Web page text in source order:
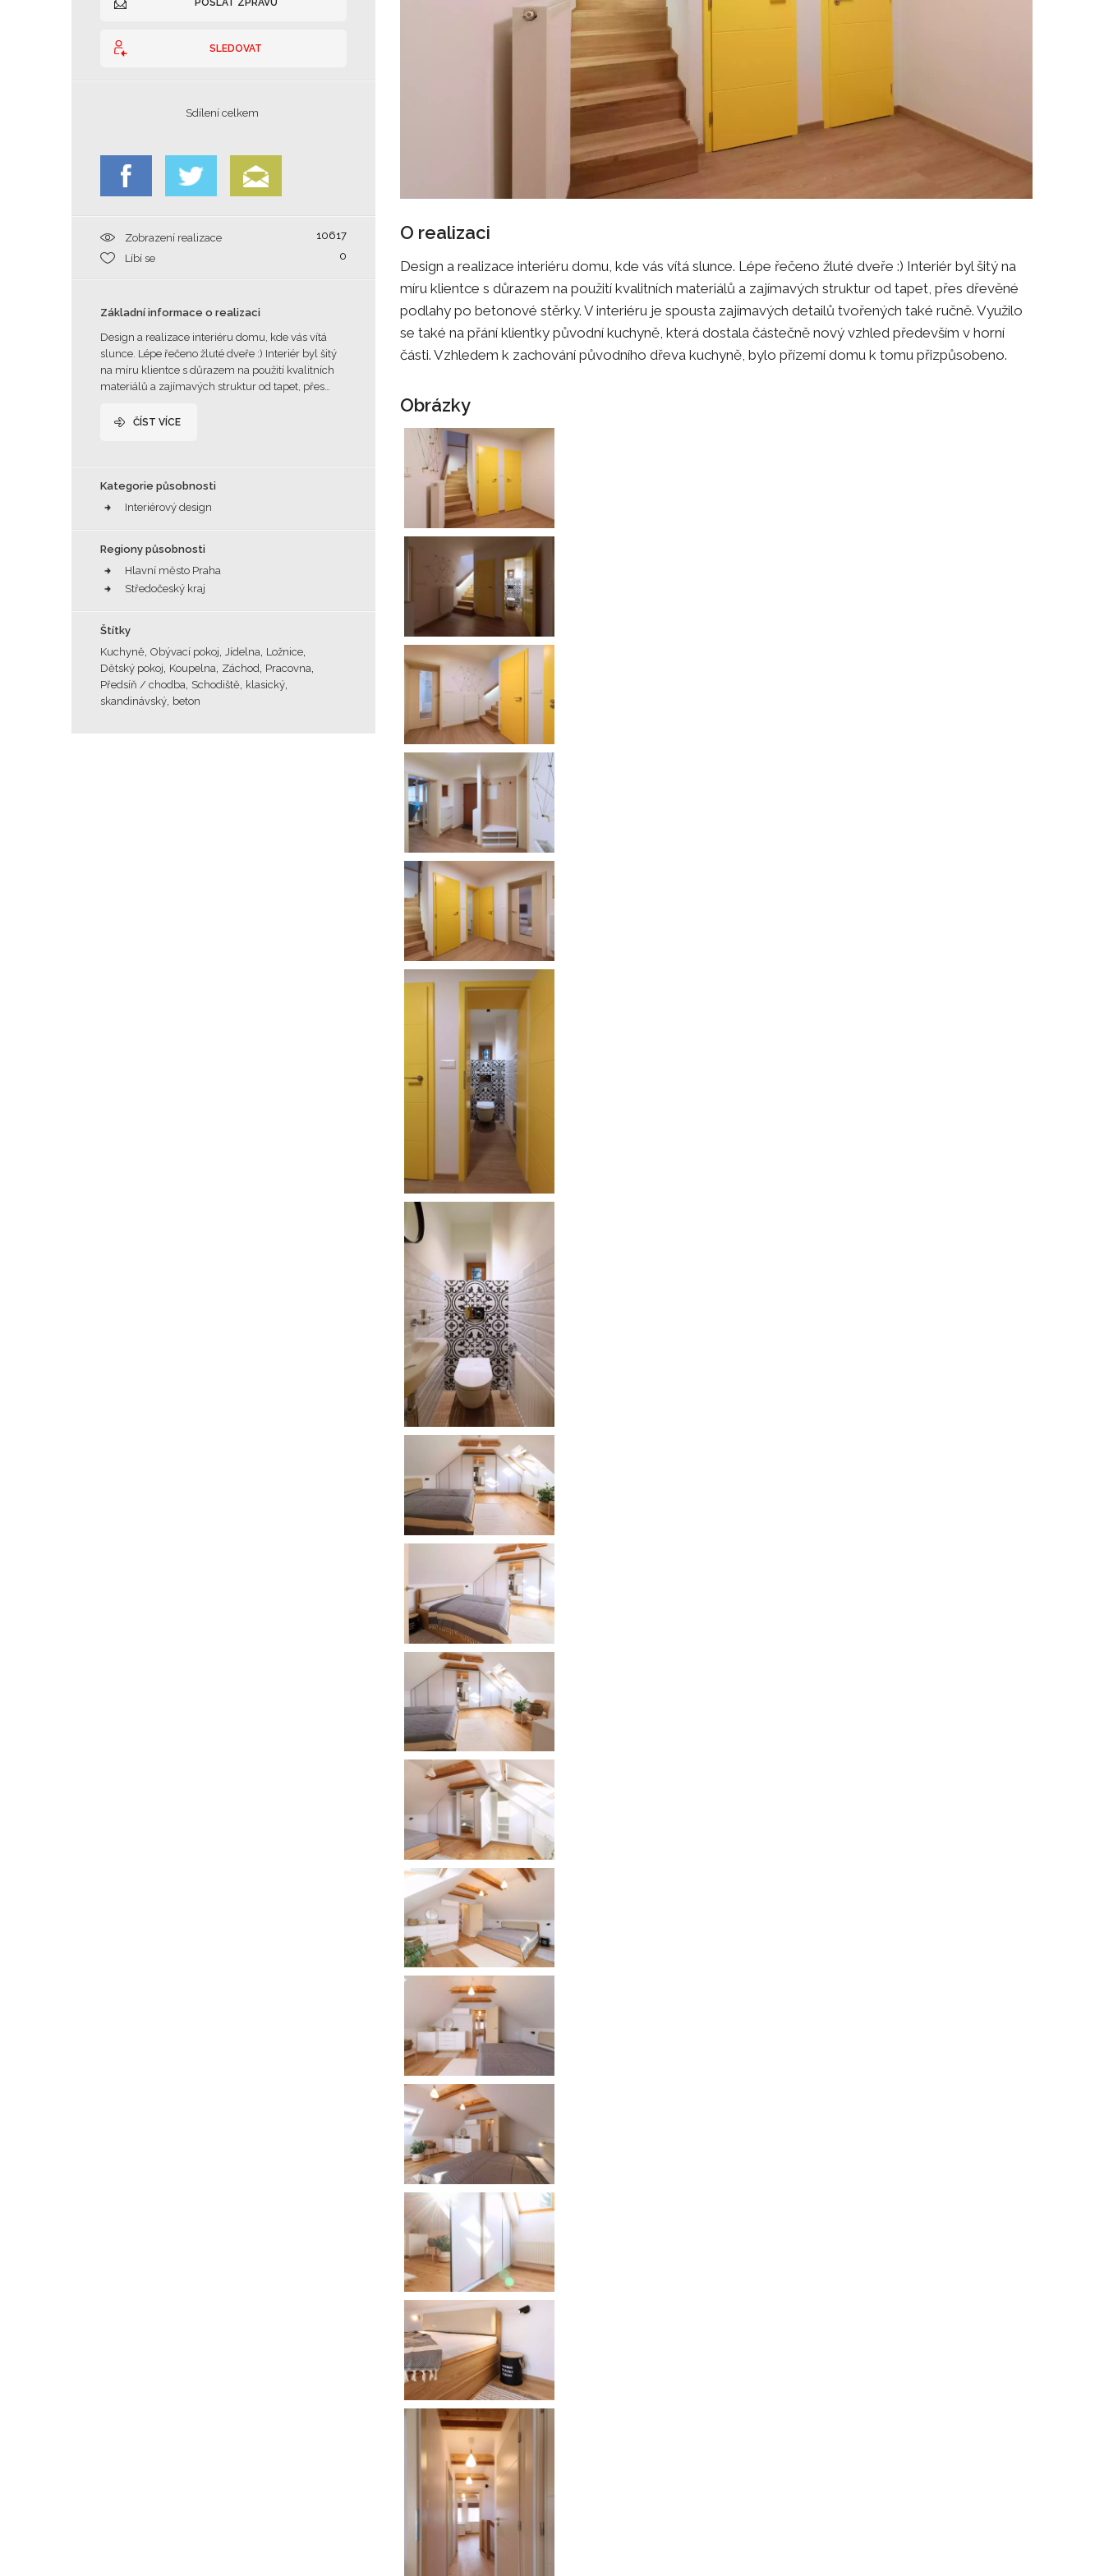
POSLAT ZPRÁVU
SLEDOVAT
Sdílení celkem
Zobrazení realizace
10617
Líbí se
0
Základní informace o realizaci
Design a realizace interiéru domu, kde vás vítá
slunce. Lépe řečeno žluté dveře :) Interiér byl šitý
na míru klientce s důrazem na použití kvalitních
materiálů a zajímavých struktur od tapet, přes…
ČÍST VÍCE
Kategorie působnosti
Interiérový design
Regiony působnosti
Hlavní město Praha
Středočeský kraj
Štítky
Kuchyně Obývací pokoj Jídelna Ložnice
Dětský pokoj Koupelna Záchod Pracovna
Předsíň / chodba Schodiště klasický
skandinávský beton
O realizaci
Design a realizace interiéru domu, kde vás vítá slunce. Lépe řečeno žluté dveře :) Interiér byl šitý na
míru klientce s důrazem na použití kvalitních materiálů a zajímavých struktur od tapet, přes dřevěné
podlahy po betonové stěrky. V interiéru je spousta zajímavých detailů tvořených také ručně. Využilo
se také na přání klientky původní kuchyně, která dostala částečně nový vzhled především v horní
části. Vzhledem k zachování původního dřeva kuchyně, bylo přízemí domu k tomu přizpůsobeno.
Obrázky